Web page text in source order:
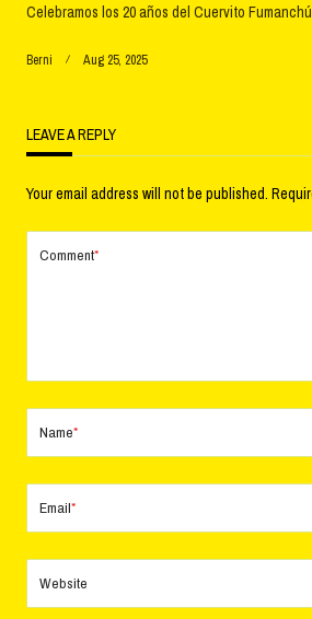
Celebramos los 20 años del Cuervito
Berni Aug 25, 2025
LEAVE A REPLY
Your email address will not be published.
Comment*
Name*
Email*
Website